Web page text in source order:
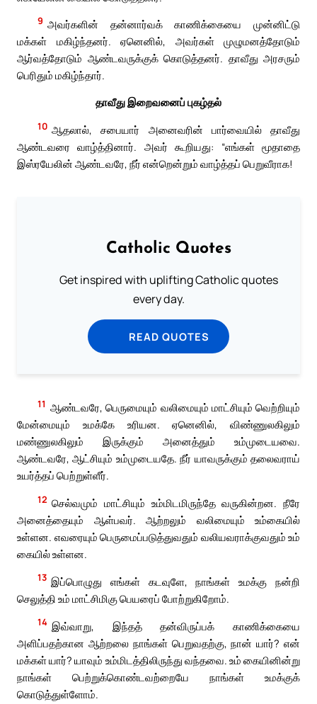
9 அவர்களின் தன்னார்வக் காணிக்கையை முன்னிட்டு
மக்கள் மகிழ்ந்தனர். ஏனெனில், அவர்கள் முழுமனத்தோடும்
ஆர்வத்தோடும் ஆண்டவருக்குக் கொடுத்தனர். தாவீது அரசரும்
பெரிதும் மகிழ்ந்தார்.
தாவீது இறைவனைப் புகழ்தல்
10 ஆதலால், சபையார் அனைவரின் பார்வையில் தாவீது
ஆண்டவரை வாழ்த்தினார். அவர் கூறியது: “எங்கள் மூதாதை
இஸ்ரயேலின் ஆண்டவரே, நீர் என்றென்றும் வாழ்த்தப் பெறுவீராக!
Catholic Quotes
Get inspired with uplifting Catholic quotes
every day.
READ QUOTES
11 ஆண்டவரே, பெருமையும் வலிமையும் மாட்சியும் வெற்றியும்
மேன்மையும் உமக்கே உரியன. ஏனெனில், விண்ணுலகிலும்
மண்ணுலகிலும் இருக்கும் அனைத்தும் உம்முடையவை.
ஆண்டவரே, ஆட்சியும் உம்முடையதே. நீர் யாவருக்கும் தலைவராய்
உயர்த்தப் பெற்றுள்ளீர்.
12 செல்வமும் மாட்சியும் உம்மிடமிருந்தே வருகின்றன. நீரே
அனைத்தையும் ஆள்பவர். ஆற்றலும் வலிமையும் உம்கையில்
உள்ளன. எவரையும் பெருமைப்படுத்துவதும் வலியவராக்குவதும் உம்
கையில் உள்ளன.
13 இப்பொழுது எங்கள் கடவுளே, நாங்கள் உமக்கு நன்றி
செலுத்தி உம் மாட்சிமிகு பெயரைப் போற்றுகிறோம்.
14 இவ்வாறு, இந்தத் தன்விருப்பக் காணிக்கையை
அளிப்பதற்கான ஆற்றலை நாங்கள் பெறுவதற்கு, நான் யார்? என்
மக்கள் யார்? யாவும் உம்மிடத்திலிருந்து வந்தவை. உம் கையினின்று
நாங்கள் பெற்றுக்கொண்டவற்றையே நாங்கள் உமக்குக்
கொடுத்துள்ளோம்.